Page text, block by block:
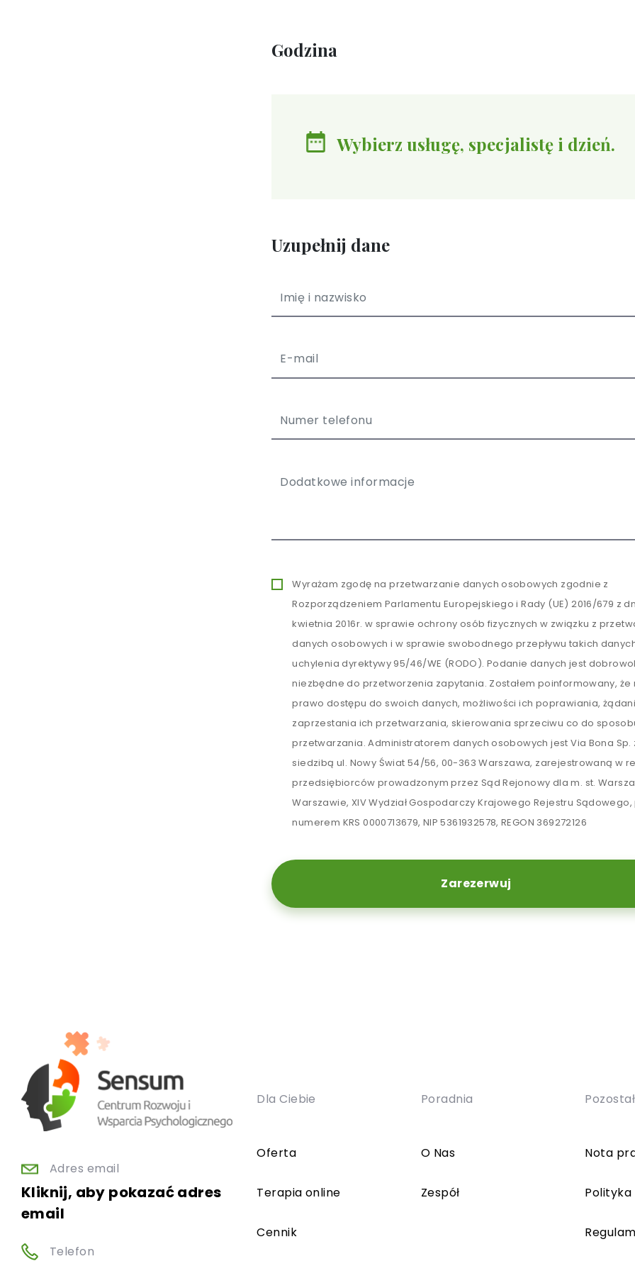
Godzina
Wybierz usługę, specjalistę i dzień.
Uzupełnij dane
Wyrażam zgodę na przetwarzanie danych osobowych zgodnie z
Rozporządzeniem Parlamentu Europejskiego i Rady (UE) 2016/679 z
kwietnia 2016r. w sprawie ochrony osób fizycznych w związku z
danych osobowych i w sprawie swobodnego przepływu takich
uchylenia dyrektywy 95/46/WE (RODO). Podanie danych jest
niezbędne do przetworzenia zapytania. Zostałem poinformowany, że
prawo dostępu do swoich danych, możliwości ich poprawiania,
zaprzestania ich przetwarzania, skierowania sprzeciwu co do
przetwarzania. Administratorem danych osobowych jest Via Bona Sp.
siedzibą ul. Nowy Świat 54/56, 00-363 Warszawa, zarejestrowaną w
przedsiębiorców prowadzonym przez Sąd Rejonowy dla m. st.
Warszawie, XIV Wydział Gospodarczy Krajowego Rejestru
numerem KRS 0000713679, NIP 5361932578, REGON 369272126
Zarezerwuj
Adres email
Kliknij, aby pokazać adres
email
Telefon
Dla Ciebie
Oferta
Terapia online
Cennik
Poradnia
O Nas
Zespół
Nota